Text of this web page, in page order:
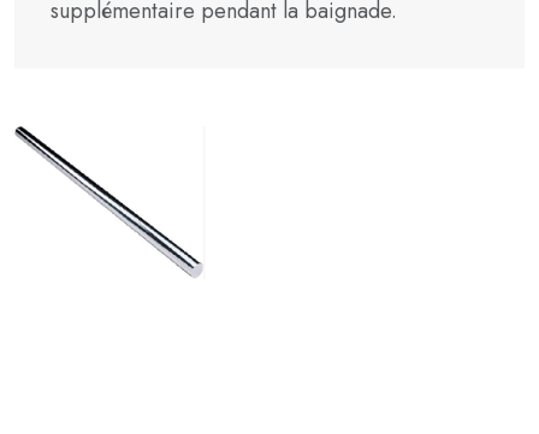
supplémentaire pendant la baignade.